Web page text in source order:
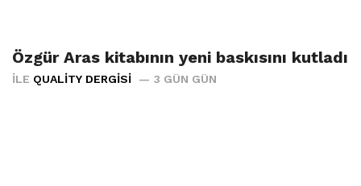
Özgür Aras kitabının yeni baskısını kutladı
İLE QUALITY DERGISI 3 GÜN GÜN